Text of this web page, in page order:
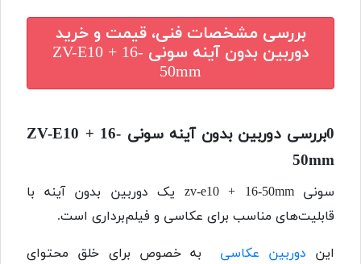
بررسی مشخصات فنی، قیمت و خرید
دوربین بدون آینه سونی ZV-E10 + 16-
50mm
0بررسی دوربین بدون آینه سونی ZV-E10 + 16-
50mm
سونی zv-e10 + 16-50mm یک دوربین بدون آینه با
قابلیت‌های مناسب برای عکاسی و فیلم‌برداری است.
این دوربین عکاسی به خصوص برای خلق محتوای